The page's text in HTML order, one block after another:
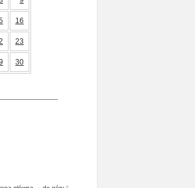
16
23
30